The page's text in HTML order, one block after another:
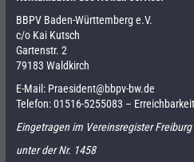
BBPV Baden-Württemberg e.V.
c/o Kai Kutsch
Gartenstr. 2
79183 Waldkirch
E-Mail: Praesident@bbpv-bw.de
Telefon:01516-5255083 –
Eingetragen im Vereinsregister Freiburg
unter der Nr. 1458